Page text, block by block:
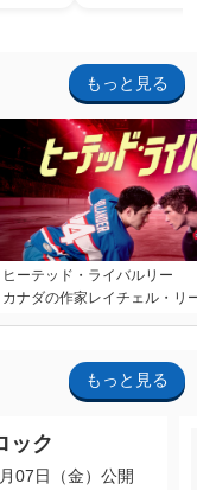
もっと見る
ヒーテッド・ライバルリー
カナダの作家レイチェル・リ
もっと見る
ック
07日（金）公開